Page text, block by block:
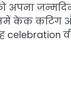
अपना
केक कटिंग